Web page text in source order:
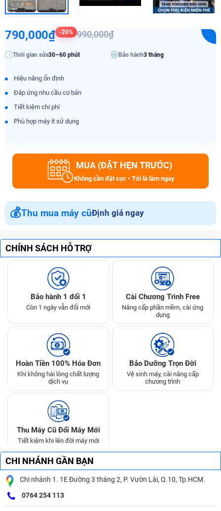
790,000₫ -20% 990,000₫
Thời gian sửa30–60 phút Bảo hành3 tháng
Hiệu năng ổn định
Đáp ứng nhu cầu cơ bản
Tiết kiệm chi phí
Phù hợp máy ít sử dụng
MUA (ĐẶT HẸN TRƯỚC)
Không cần đặt cọc • Tới là làm ngay
💰Thu mua máy cũĐịnh giá ngay
CHÍNH SÁCH HỖ TRỢ
Bảo hành 1 đổi 1
Còn 1 ngày vẫn đổi mới
Cài Chương Trình Free
Nâng cấp phần mềm, cài ứng
dụng
Hoàn Tiền 100% Hóa Đơn
Khi không hài lòng chất lượng
dịch vụ
Bảo Dưỡng Trọn Đời
Vệ sinh máy, cài nâng cấp
chương trình
Thu Máy Cũ Đổi Máy Mới
Tiết kiệm khi lên đời máy mới
CHI NHÁNH GẦN BẠN
Chi nhánh 1. 1E Đường 3 tháng 2, P. Vườn Lài, Q.10, Tp.HCM.
0764 254 113